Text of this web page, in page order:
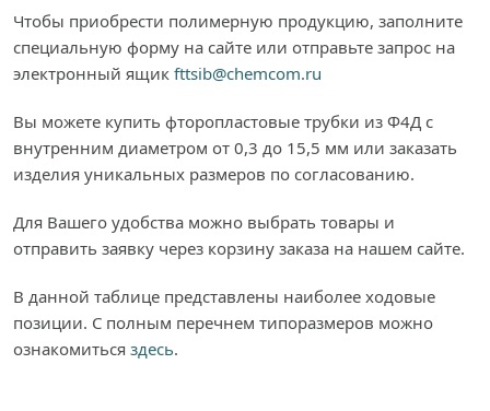
Чтобы приобрести полимерную продукцию, заполните
специальную форму на сайте или отправьте запрос на
электронный ящик fttsib@chemcom.ru
Вы можете купить фторопластовые трубки из Ф4Д с
внутренним диаметром от 0,3 до 15,5 мм или заказать
изделия уникальных размеров по согласованию.
Для Вашего удобства можно выбрать товары и
отправить заявку через корзину заказа на нашем сайте.
В данной таблице представлены наиболее ходовые
позиции. С полным перечнем типоразмеров можно
ознакомиться здесь.